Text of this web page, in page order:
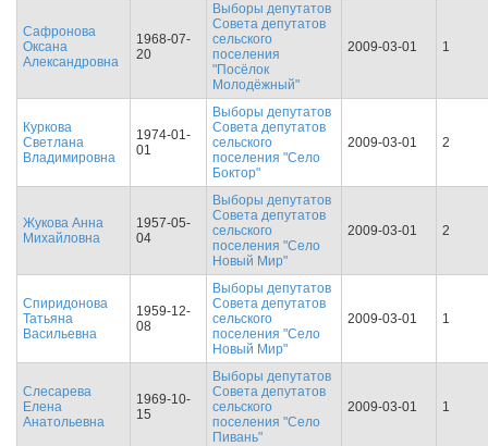
Сафронова
Оксана
Александровна
1968-07-
20
Выборы депутатов
Совета депутатов
сельского
поселения
"Посёлок
Молодёжный"
2009-03-01 1
Куркова
Светлана
Владимировна
1974-01-
01
Выборы депутатов
Совета депутатов
сельского
поселения "Село
Боктор"
2009-03-01 2
Жукова Анна
Михайловна
1957-05-
04
Выборы депутатов
Совета депутатов
сельского
поселения "Село
Новый Мир"
2009-03-01 2
Спиридонова
Татьяна
Васильевна
1959-12-
08
Выборы депутатов
Совета депутатов
сельского
поселения "Село
Новый Мир"
2009-03-01 1
Слесарева
Елена
Анатольевна
1969-10-
15
Выборы депутатов
Совета депутатов
сельского
поселения "Село
Пивань"
2009-03-01 1